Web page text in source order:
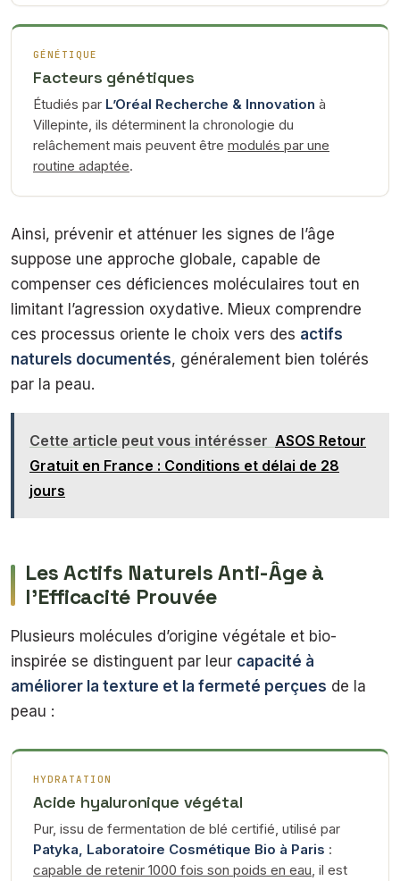
GÉNÉTIQUE
Facteurs génétiques
Étudiés par L’Oréal Recherche & Innovation à
Villepinte, ils déterminent la chronologie du
relâchement mais peuvent être modulés par une
routine adaptée.
Ainsi, prévenir et atténuer les signes de l’âge
suppose une approche globale, capable de
compenser ces déficiences moléculaires tout en
limitant l’agression oxydative. Mieux comprendre
ces processus oriente le choix vers des actifs
naturels documentés, généralement bien tolérés
par la peau.
Cette article peut vous intérésser ASOS Retour
Gratuit en France : Conditions et délai de 28
jours
Les Actifs Naturels Anti-Âge à
l’Efficacité Prouvée
Plusieurs molécules d’origine végétale et bio-
inspirée se distinguent par leur capacité à
améliorer la texture et la fermeté perçues de la
peau :
HYDRATATION
Acide hyaluronique végétal
Pur, issu de fermentation de blé certifié, utilisé par
Patyka, Laboratoire Cosmétique Bio à Paris :
capable de retenir 1000 fois son poids en eau, il est